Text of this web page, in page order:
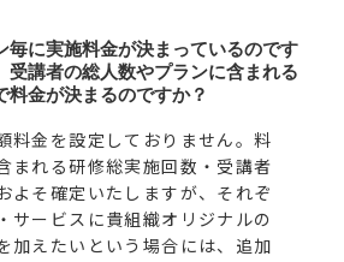
毎に実施料金が決まっているのです
受講者の総人数やプランに含まれる
料金が決まるのですか？
料金を設定しておりません。料
まれる研修総実施回数・受講者
よそ確定いたしますが、それぞ
サービスに貴組織オリジナルの
加えたいという場合には、追加